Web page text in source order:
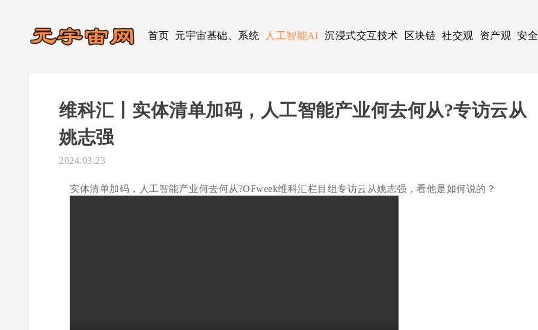
首页 元宇宙基础、系统 人工智能AI 沉浸式交互技术 区块链 社交观 资产观 安全
维科汇丨实体清单加码，人工智能产业何去何从?专访云从
姚志强
2024.03.23
实体清单加码，人工智能产业何去何从?OFweek维科汇栏目组专访云从姚志强，看他是如何说的？